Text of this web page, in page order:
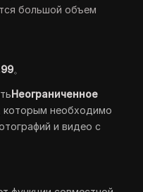
большой объем
。
Неограниченное
которым необходимо
и видео с